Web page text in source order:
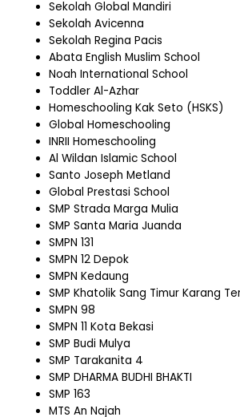
Sekolah Global Mandiri
Sekolah Avicenna
Sekolah Regina Pacis
Abata English Muslim School
Noah International School
Toddler Al-Azhar
Homeschooling Kak Seto (HSKS)
Global Homeschooling
INRII Homeschooling
Al Wildan Islamic School
Santo Joseph Metland
Global Prestasi School
SMP Strada Marga Mulia
SMP Santa Maria Juanda
SMPN 131
SMPN 12 Depok
SMPN Kedaung
SMP Khatolik Sang Timur Karang
SMPN 98
SMPN 11 Kota Bekasi
SMP Budi Mulya
SMP Tarakanita 4
SMP DHARMA BUDHI BHAKTI
SMP 163
MTS An Najah